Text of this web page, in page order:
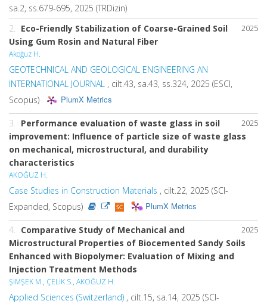
sa.2, ss.679-695, 2025 (TRDizin)
2025
2.
Eco-Friendly Stabilization of Coarse-Grained Soil
Using Gum Rosin and Natural Fiber
Akoğuz H.
GEOTECHNICAL AND GEOLOGICAL ENGINEERING AN
INTERNATIONAL JOURNAL , cilt.43, sa.43, ss.324, 2025 (ESCI,
Scopus)
PlumX Metrics
2025
3.
Performance evaluation of waste glass in soil
improvement: Influence of particle size of waste glass
on mechanical, microstructural, and durability
characteristics
AKOĞUZ H.
Case Studies in Construction Materials , cilt.22, 2025 (SCI-
Expanded, Scopus)
PlumX Metrics
2025
4.
Comparative Study of Mechanical and
Microstructural Properties of Biocemented Sandy Soils
Enhanced with Biopolymer: Evaluation of Mixing and
Injection Treatment Methods
ŞİMŞEK M., ÇELİK S., AKOĞUZ H.
Applied Sciences (Switzerland) , cilt.15, sa.14, 2025 (SCI-